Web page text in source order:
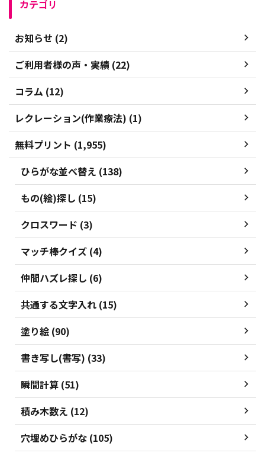
カテゴリ
お知らせ (2)
ご利用者様の声・実績 (22)
コラム (12)
レクレーション(作業療法) (1)
無料プリント (1,955)
ひらがな並べ替え (138)
もの(絵)探し (15)
クロスワード (3)
マッチ棒クイズ (4)
仲間ハズレ探し (6)
共通する文字入れ (15)
塗り絵 (90)
書き写し(書写) (33)
瞬間計算 (51)
積み木数え (12)
穴埋めひらがな (105)